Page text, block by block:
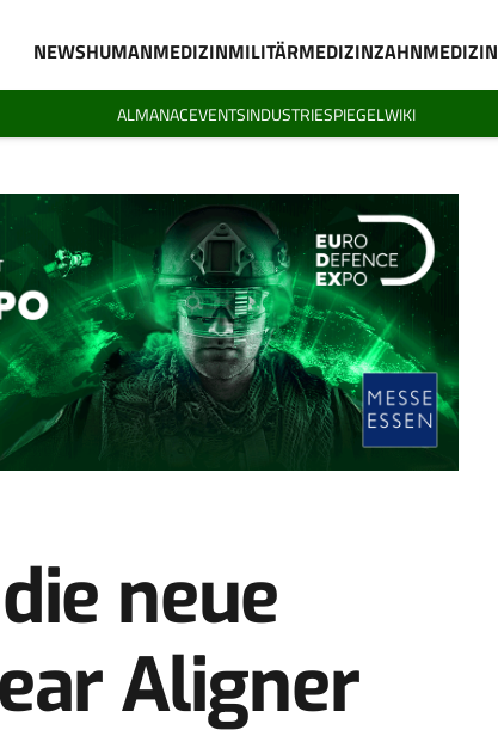
NEWSHUMANMEDIZINMILITÄRMEDIZINZAHNMEDIZIN
ALMANACEVENTSINDUSTRIESPIEGELWIKI
neue
Aligner